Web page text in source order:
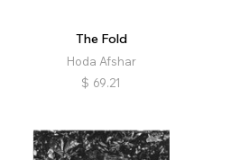
The Fold
Hoda Afshar
$ 69.21